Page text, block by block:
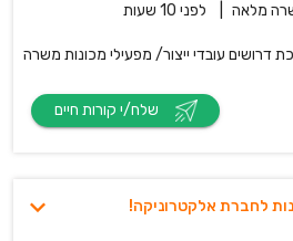
מלאה לפני 10 שעות
דרושים עובדי ייצור/ מפעילי מכונות משרה
לחברת אלקטרוניקה!